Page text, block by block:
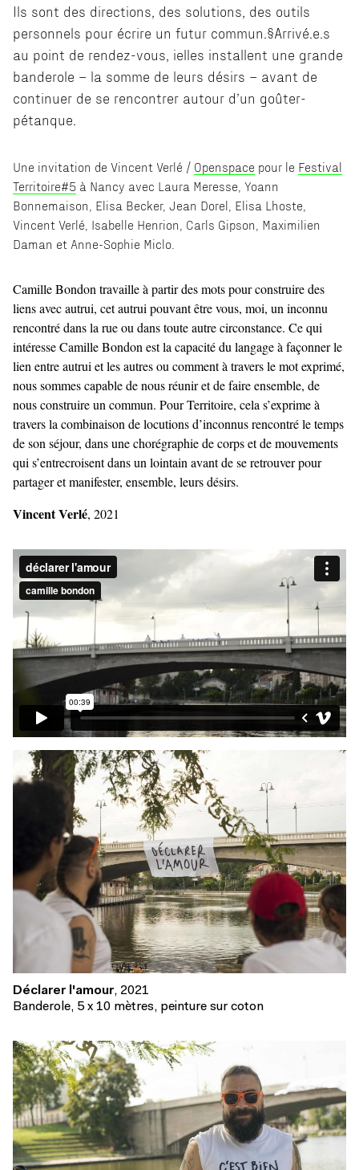
Ils sont des directions, des solutions, des outils
personnels pour écrire un futur commun.§Arrivé.e.s
au point de rendez-vous, ielles installent une grande
banderole – la somme de leurs désirs – avant de
continuer de se rencontrer autour d’un goûter-
pétanque.
Une invitation de Vincent Verlé / Openspace pour le Festival
Territoire#5 à Nancy avec Laura Meresse, Yoann
Bonnemaison, Elisa Becker, Jean Dorel, Elisa Lhoste,
Vincent Verlé, Isabelle Henrion, Carls Gipson, Maximilien
Daman et Anne-Sophie Miclo.
Camille Bondon travaille à partir des mots pour construire des
liens avec autrui, cet autrui pouvant être vous, moi, un inconnu
rencontré dans la rue ou dans toute autre circonstance. Ce qui
intéresse Camille Bondon est la capacité du langage à façonner le
lien entre autrui et les autres ou comment à travers le mot exprimé,
nous sommes capable de nous réunir et de faire ensemble, de
nous construire un commun. Pour Territoire, cela s’exprime à
travers la combinaison de locutions d’inconnus rencontré le temps
de son séjour, dans une chorégraphie de corps et de mouvements
qui s’entrecroisent dans un lointain avant de se retrouver pour
partager et manifester, ensemble, leurs désirs.
Vincent Verlé, 2021
Déclarer l'amour, 2021
Banderole, 5 x 10 mètres, peinture sur coton